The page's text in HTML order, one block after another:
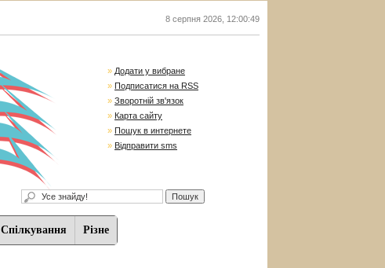
8 серпня 2026 12:00:50
» Додати у вибране
» Подписатися на RSS
» Зворотній зв'язок
» Карта сайту
» Пошук в интернете
» Відправити sms
Спiлкування Різне